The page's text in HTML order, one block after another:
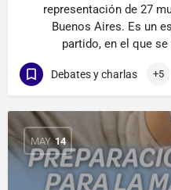
representación de 27
Buenos Aires. Es un
partido, en el que
Debates y charlas +5
MAY 14